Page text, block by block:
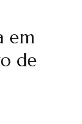
em
de